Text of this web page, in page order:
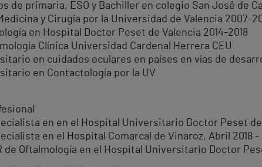
de primaria, ESO y Bachiller en colegio San José de
y Cirugía por la Universidad de Valencia 2007-
en Hospital Doctor Peset de Valencia 2014-2018
Clínica Universidad Cardenal Herrera CEU
en cuidados oculares en países en vías de
en Contactología por la UV
en en el Hospital Universitario Doctor Peset
en el Hospital Comarcal de Vinaroz, Abril 2018 -
de Oftalmología en el Hospital Universitario Doctor